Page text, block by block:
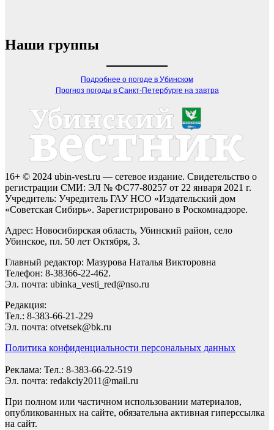
Наши группы
Подробнее о погоде в Убинском
Прогноз погоды в Санкт-Петербурге на завтра
16+ © 2024 ubin-vest.ru — сетевое издание. Свидетельство о
регистрации СМИ: ЭЛ № ФС77-80257 от 22 января 2021 г.
Учредитель: Учредитель ГАУ НСО «Издательский дом
«Советская Сибирь». Зарегистрировано в Роскомнадзоре.
Адрес: Новосибирская область, Убинский район, село
Убинское, пл. 50 лет Октября, 3.
Главный редактор: Мазурова Наталья Викторовна
Телефон: 8-38366-22-462.
Эл. почта: ubinka_vesti_red@nso.ru
Редакция:
Тел.: 8-383-66-21-229
Эл. почта: otvetsek@bk.ru
Политика конфиденциальности персональных данных
Реклама: Тел.: 8-383-66-22-519
Эл. почта: redakciy2011@mail.ru
При полном или частичном использовании материалов,
опубликованных на сайте, обязательна активная гиперссылка
на сайт.